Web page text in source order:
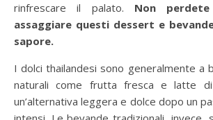
rinfrescare il palato. Non perdete
assaggiare questi dessert e
sapore.
I dolci thailandesi sono generalmente a
naturali come frutta fresca e latte di
un’alternativa leggera e dolce dopo un